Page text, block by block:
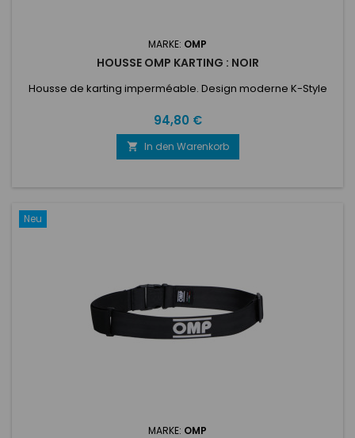
MARKE: OMP
HOUSSE OMP KARTING : NOIR
Housse de karting imperméable. Design moderne K-Style
Preis
94,80 €
 In den Warenkorb
Neu
MARKE: OMP